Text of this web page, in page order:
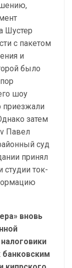
Шустер
с пакетом
и
было
шоу
приезжали
затем
Павел
суд
принял
ток-
вновь
банковским